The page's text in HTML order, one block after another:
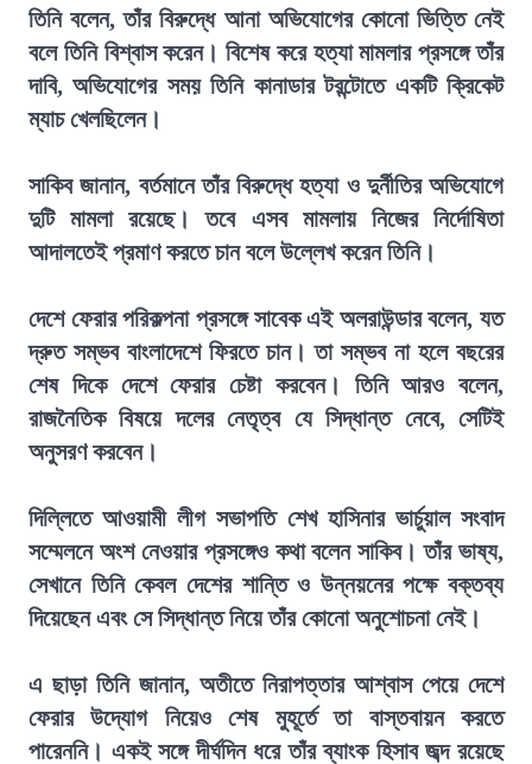
তিনি বলেন, তাঁর বিরুদ্ধে আনা অভিযোগের কোনো ভিত্তি নেই
বলে তিনি বিশ্বাস করেন। বিশেষ করে হত্যা মামলার প্রসঙ্গে তাঁর
দাবি, অভিযোগের সময় তিনি কানাডার টরন্টোতে একটি ক্রিকেট
ম্যাচ খেলছিলেন।
সাকিব জানান, বর্তমানে তাঁর বিরুদ্ধে হত্যা ও দুর্নীতির অভিযোগে
দুটি মামলা রয়েছে। তবে এসব মামলায় নিজের নির্দোষিতা
আদালতেই প্রমাণ করতে চান বলে উল্লেখ করেন তিনি।
দেশে ফেরার পরিকল্পনা প্রসঙ্গে সাবেক এই অলরাউন্ডার বলেন, যত
দ্রুত সম্ভব বাংলাদেশে ফিরতে চান। তা সম্ভব না হলে বছরের
শেষ দিকে দেশে ফেরার চেষ্টা করবেন। তিনি আরও বলেন,
রাজনৈতিক বিষয়ে দলের নেতৃত্ব যে সিদ্ধান্ত নেবে, সেটিই
অনুসরণ করবেন।
দিল্লিতে আওয়ামী লীগ সভাপতি শেখ হাসিনার ভার্চুয়াল সংবাদ
সম্মেলনে অংশ নেওয়ার প্রসঙ্গেও কথা বলেন সাকিব। তাঁর ভাষ্য,
সেখানে তিনি কেবল দেশের শান্তি ও উন্নয়নের পক্ষে বক্তব্য
দিয়েছেন এবং সে সিদ্ধান্ত নিয়ে তাঁর কোনো অনুশোচনা নেই।
এ ছাড়া তিনি জানান, অতীতে নিরাপত্তার আশ্বাস পেয়ে দেশে
ফেরার উদ্যোগ নিয়েও শেষ মুহূর্তে তা বাস্তবায়ন করতে
পারেননি। একই সঙ্গে দীর্ঘদিন ধরে তাঁর ব্যাংক হিসাব জব্দ রয়েছে